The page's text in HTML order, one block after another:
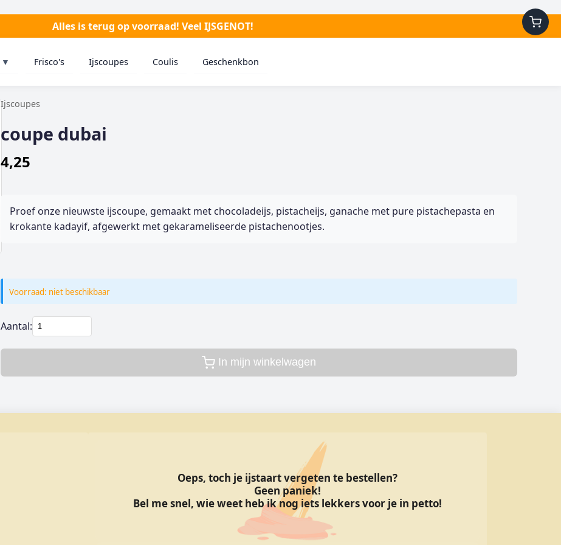
Alles is terug op voorraad! Veel IJSGENOT!
▼ Frisco's Ijscoupes Coulis Geschenkbon
Ijscoupes
coupe dubai
4,25
Proef onze nieuwste ijscoupe, gemaakt met chocoladeijs, pistacheijs, ganache met pure pistachepasta en
krokante kadayif, afgewerkt met gekarameliseerde pistachenootjes.
Voorraad: niet beschikbaar
Aantal:
In mijn winkelwagen
Oeps, toch je ijstaart vergeten te bestellen?
Geen paniek!
Bel me snel, wie weet heb ik nog iets lekkers voor je in petto!